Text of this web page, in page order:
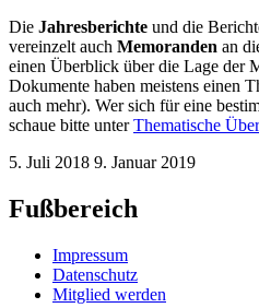
Die Jahresberichte und die
vereinzelt auch Memoranden an
einen Überblick über die Lage der
Dokumente haben meistens einen
auch mehr). Wer sich für eine
schaue bitte unterThematische
5. Juli 2018 9. Januar 2019
Fußbereich
Impressum
Datenschutz
Mitglied werden